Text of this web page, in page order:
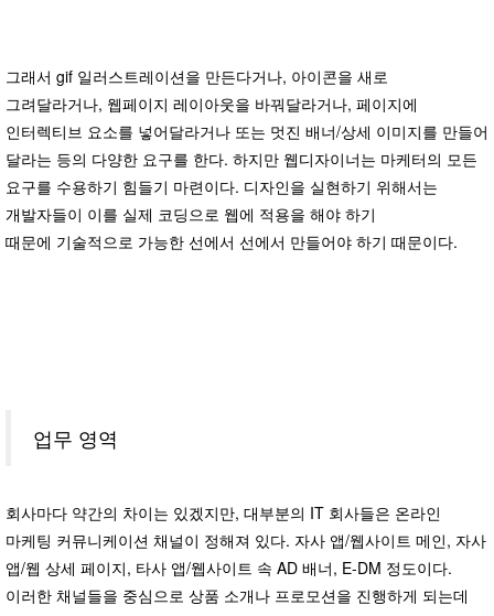
그래서 gif 일러스트레이션을 만든다거나, 아이콘을 새로
그려달라거나, 웹페이지 레이아웃을 바꿔달라거나, 페이지에
인터렉티브 요소를 넣어달라거나 또는 멋진 배너/상세 이미지를 만들어
달라는 등의 다양한 요구를 한다. 하지만 웹디자이너는 마케터의 모든
요구를 수용하기 힘들기 마련이다. 디자인을 실현하기 위해서는
개발자들이 이를 실제 코딩으로 웹에 적용을 해야 하기
때문에 기술적으로 가능한 선에서 선에서 만들어야 하기 때문이다.
업무 영역
회사마다 약간의 차이는 있겠지만, 대부분의 IT 회사들은 온라인
마케팅 커뮤니케이션 채널이 정해져 있다. 자사 앱/웹사이트 메인, 자사
앱/웹 상세 페이지, 타사 앱/웹사이트 속 AD 배너, E-DM 정도이다.
이러한 채널들을 중심으로 상품 소개나 프로모션을 진행하게 되는데